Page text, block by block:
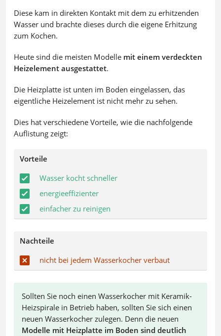
Diese kam in direkten Kontakt mit dem zu erhitzenden
Wasser und brachte dieses durch die eigene Erhitzung
zum Kochen.
Heute sind die meisten Modelle mit einem verdeckten
Heizelement ausgestattet.
Die Heizplatte ist unten im Boden eingelassen, das
eigentliche Heizelement ist nicht mehr zu sehen.
Dies hat verschiedene Vorteile, wie die nachfolgende
Auflistung zeigt:
Vorteile
Wasser kocht schneller
energieeffizienter
einfacher zu reinigen
Nachteile
nicht bei jedem Wasserkocher verbaut
Sollten Sie noch einen Wasserkocher mit Keramik-
Heizspirale in Betrieb haben, sollten Sie sich einen
neuen Wasserkocher zulegen. Denn die neuen
Modelle mit Heizplatte im Boden sind deutlich